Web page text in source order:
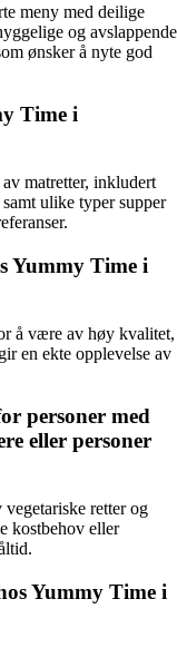
meny med deilige
og avslappende
ønsker å nyte god
Time i
matretter, inkludert
ulike typer supper
Yummy Time i
å være av høy kvalitet,
en ekte opplevelse av
personer med
eller personer
retter og
kostbehov eller
Yummy Time i